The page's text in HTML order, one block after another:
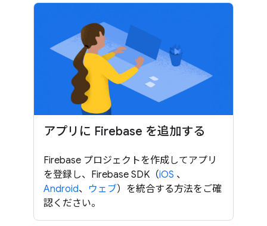
アプリに Firebase を追加する
Firebase プロジェクトを作成してアプリ
を登録し、Firebase SDK（iOS 、
Android、 ウェブ）を統合する方法をご確
認ください。